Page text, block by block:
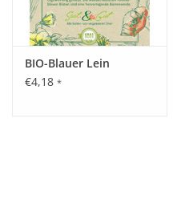
BIO-Blauer Lein
€4,18 *